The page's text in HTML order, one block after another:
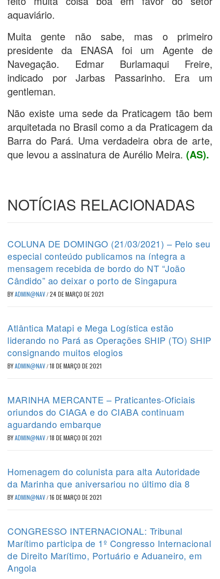
aquaviário.
Muita gente não sabe, mas o primeiro
presidente da ENASA foi um Agente de
Navegação. Edmar Burlamaqui Freire,
indicado por Jarbas Passarinho. Era um
gentleman.
Não existe uma sede da Praticagem tão bem
arquitetada no Brasil como a da Praticagem da
Barra do Pará. Uma verdadeira obra de arte,
que levou a assinatura de Aurélio Meira. (AS).
NOTÍCIAS RELACIONADAS
COLUNA DE DOMINGO (21/03/2021) – Pelo seu
especial conteúdo publicamos na íntegra a
mensagem recebida de bordo do NT “João
Cândido” ao deixar o porto de Singapura
BYADMIN@NAV/24 DE MARÇO DE 2021
Atlântica Matapi e Mega Logística estão
liderando no Pará as Operações SHIP (TO) SHIP
consignando muitos elogios
BYADMIN@NAV/18 DE MARÇO DE 2021
MARINHA MERCANTE – Praticantes-Oficiais
oriundos do CIAGA e do CIABA continuam
aguardando embarque
BYADMIN@NAV/18 DE MARÇO DE 2021
Homenagem do colunista para alta Autoridade
da Marinha que aniversariou no último dia 8
BYADMIN@NAV/16 DE MARÇO DE 2021
CONGRESSO INTERNACIONAL: Tribunal
Marítimo participa de 1º Congresso Internacional
de Direito Marítimo, Portuário e Aduaneiro, em
Angola